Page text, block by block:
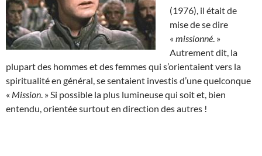
(1976), il était de
mise de se dire
« missionné . »
Autrement dit, la
plupart des hommes et des femmes qui s’orientaient vers la
spiritualité en général, se sentaient investis d’une quelconque
« Mission . » Si possible la plus lumineuse qui soit et, bien
entendu, orientée surtout en direction des autres !